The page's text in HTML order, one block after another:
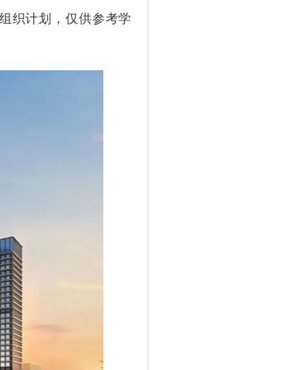
织计划，仅供参考学